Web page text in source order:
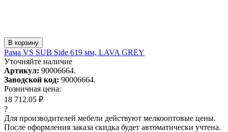
В корзину
Рама VS SUB Side 619 мм, LAVA GREY
Уточняйте наличие
Артикул: 90006664.
Заводской код: 90006664.
Розничная цена:
18 712.05 ₽
?
Для производителей мебели действуют мелкооптовые цены.
После оформления заказа скидка будет автоматически учтена.